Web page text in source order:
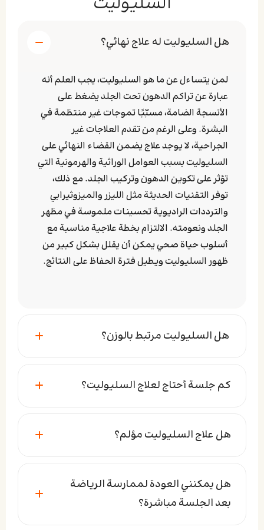
هل السليوليت له علاج نهائي؟
لمن يتساءل عن ما هو السليوليت، يجب العلم أنه
عبارة عن تراكم الدهون تحت الجلد يضغط على
الأنسجة الضامة، مسبّبًا تموجات غير منتظمة في
البشرة. وعلى الرغم من تقدم العلاجات غير
الجراحية، لا يوجد علاج يضمن القضاء النهائي على
السليوليت بسبب العوامل الوراثية والهرمونية التي
تؤثر على تكوين الدهون وتركيب الجلد. مع ذلك،
توفر التقنيات الحديثة مثل الليزر والميزوثيرابي
والترددات الراديوية تحسينات ملموسة في مظهر
الجلد ونعومته. الالتزام بخطة علاجية مناسبة مع
أسلوب حياة صحي يمكن أن يقلل بشكل كبير من
ظهور السليوليت ويطيل فترة الحفاظ على النتائج.
هل السليوليت مرتبط بالوزن؟
كم جلسة أحتاج لعلاج السليوليت؟
هل علاج السليوليت مؤلم؟
هل يمكنني العودة لممارسة الرياضة
بعد الجلسة مباشرة؟